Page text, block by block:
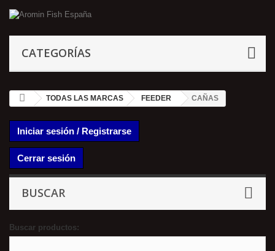
CATEGORÍAS
TODAS LAS MARCAS FEEDER CAÑAS
Iniciar sesión / Registrarse
Cerrar sesión
BUSCAR
Buscar productos: